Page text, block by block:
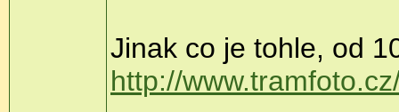
Jinak co je tohle, od
http://